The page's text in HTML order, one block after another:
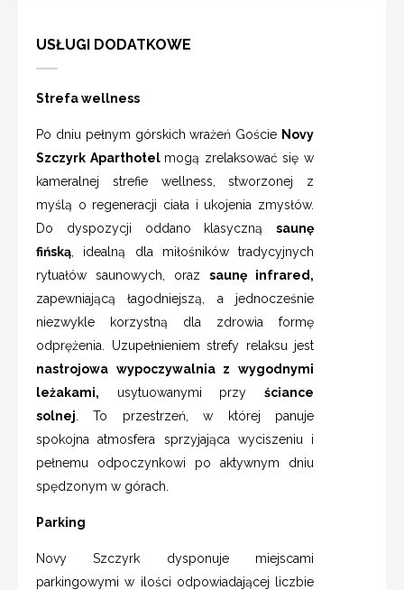
USŁUGI DODATKOWE
Strefa wellness
Po dniu pełnym górskich wrażeń Goście Novy
Szczyrk Aparthotel mogą zrelaksować się w
kameralnej strefie wellness, stworzonej z
myślą o regeneracji ciała i ukojenia zmysłów.
Do dyspozycji oddano klasyczną saunę
fińską , idealną dla miłośników tradycyjnych
rytuałów saunowych, oraz saunę infrared,
zapewniającą łagodniejszą, a jednocześnie
niezwykle korzystną dla zdrowia formę
odprężenia. Uzupełnieniem strefy relaksu jest
nastrojowa wypoczywalnia z wygodnymi
leżakami, usytuowanymi przy ściance
solnej . To przestrzeń, w której panuje
spokojna atmosfera sprzyjająca wyciszeniu i
pełnemu odpoczynkowi po aktywnym dniu
spędzonym w górach.
Parking
Novy Szczyrk dysponuje miejscami
parkingowymi w ilości odpowiadającej liczbie